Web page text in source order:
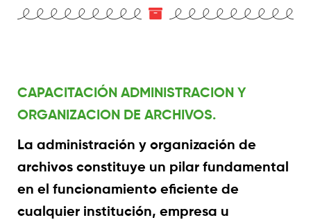
CAPACITACIÓN ADMINISTRACION Y
ORGANIZACION DE ARCHIVOS.
La administración y organización de
archivos constituye un pilar fundamental
en el funcionamiento eficiente de
cualquier institución, empresa u